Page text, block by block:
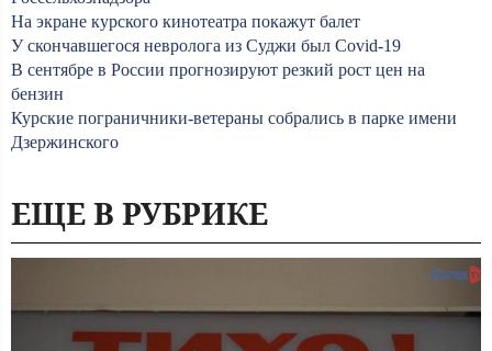
На экране курского кинотеатра покажут балет
У скончавшегося невролога из Суджи был Covid-19
В сентябре в России прогнозируют резкий рост цен на
бензин
Курские пограничники-ветераны собрались в парке имени
Дзержинского
ЕЩЕ В РУБРИКЕ